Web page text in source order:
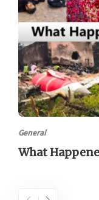
General
What